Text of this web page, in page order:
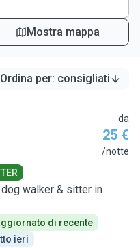
Mostra mappa
Ordina per: consigliati
da
25 €
/notte
walker & sitter in
di recente
ieri